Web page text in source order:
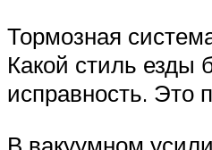
Тормозная
Какой стиль езды
исправность. Это